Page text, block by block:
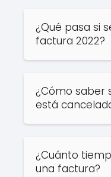
¿Qué pasa si
factura 2022?
¿Cómo saber
está
¿Cuánto
una factura?